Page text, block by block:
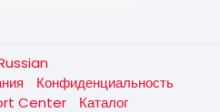
Конфиденциальность
Center Каталог